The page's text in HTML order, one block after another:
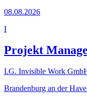
08.08.2026
I
Projekt
I.G. Invisible Work
Brandenburg an der